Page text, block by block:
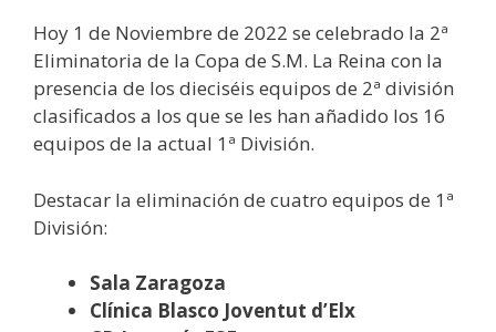
Hoy 1 de Noviembre de 2022 se celebrado la 2ª
Eliminatoria de la Copa de S.M. La Reina con la
presencia de los dieciséis equipos de 2ª división
clasificados a los que se les han añadido los 16
equipos de la actual 1ª División.
Destacar la eliminación de cuatro equipos de 1ª
División:
Sala Zaragoza
Clínica Blasco Joventut d’Elx